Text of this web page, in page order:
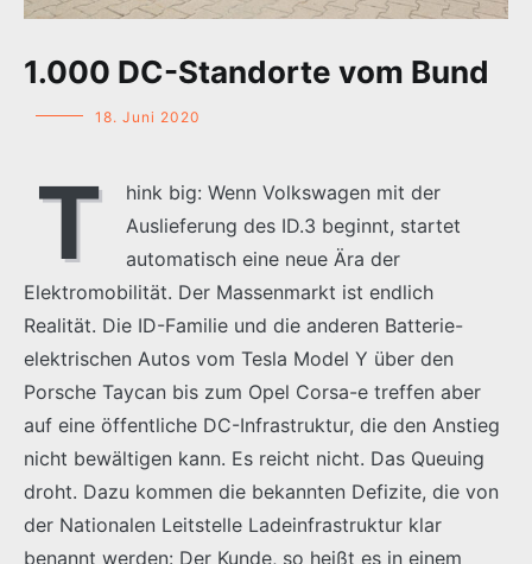
1.000 DC-Standorte vom Bund
18. Juni 2020
T
hink big: Wenn Volkswagen mit der
Auslieferung des ID.3 beginnt, startet
automatisch eine neue Ära der
Elektromobilität. Der Massenmarkt ist endlich
Realität. Die ID-Familie und die anderen Batterie-
elektrischen Autos vom Tesla Model Y über den
Porsche Taycan bis zum Opel Corsa-e treffen aber
auf eine öffentliche DC-Infrastruktur, die den Anstieg
nicht bewältigen kann. Es reicht nicht. Das Queuing
droht. Dazu kommen die bekannten Defizite, die von
der Nationalen Leitstelle Ladeinfrastruktur klar
benannt werden: Der Kunde, so heißt es in einem